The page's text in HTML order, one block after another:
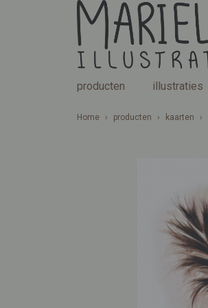
producten illustraties
Home › producten › kaarten ›